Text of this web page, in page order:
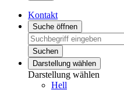
Kontakt
Suche öffnen
Suchen
Darstellung wählen
Darstellung wählen
Hell